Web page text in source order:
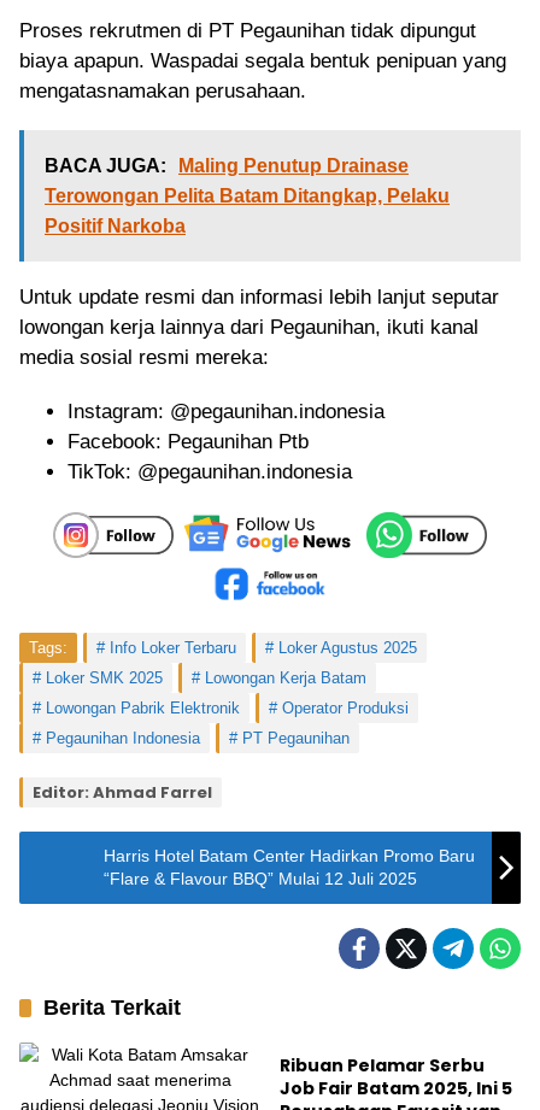
Proses rekrutmen di PT Pegaunihan tidak dipungut
biaya apapun. Waspadai segala bentuk penipuan yang
mengatasnamakan perusahaan.
BACA JUGA:
Maling Penutup Drainase
Terowongan Pelita Batam Ditangkap, Pelaku
Positif Narkoba
Untuk update resmi dan informasi lebih lanjut seputar
lowongan kerja lainnya dari Pegaunihan, ikuti kanal
media sosial resmi mereka:
Instagram: @pegaunihan.indonesia
Facebook: Pegaunihan Ptb
TikTok: @pegaunihan.indonesia
Tags: Info Loker Terbaru
Loker Agustus 2025
Loker SMK 2025
Lowongan Kerja Batam
Lowongan Pabrik Elektronik
Operator Produksi
Pegaunihan Indonesia
PT Pegaunihan
Editor: Ahmad Farrel
Harris Hotel Batam Center Hadirkan Promo Baru
“Flare & Flavour BBQ” Mulai 12 Juli 2025
Berita Terkait
Ribuan Pelamar Serbu
Job Fair Batam 2025, Ini 5